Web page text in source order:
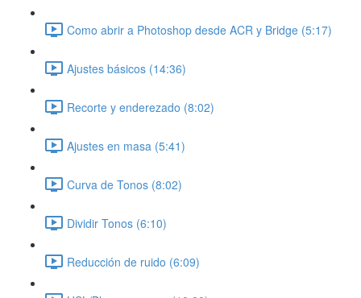
Como abrir a Photoshop desde ACR y Bridge (5:17)
Ajustes básicos (14:36)
Recorte y enderezado (8:02)
Ajustes en masa (5:41)
Curva de Tonos (8:02)
Dividir Tonos (6:10)
Reducción de ruido (6:09)